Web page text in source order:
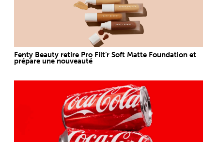
Fenty Beauty retire Pro Filt’r Soft Matte Foundation et
prépare une nouveauté